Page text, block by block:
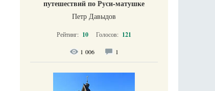
путешествий по Руси-матушке
Петр Давыдов
Рейтинг: 10 Голосов: 121
1 006 1